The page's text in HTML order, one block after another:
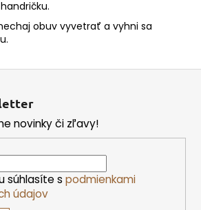
obuv vyvetrať a vyhni sa
novinky či zľavy!
súhlasíte s podmienkami
údajov